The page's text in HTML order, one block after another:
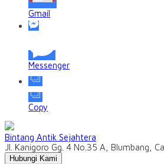
Gmail
Messenger
Copy
Bintang Antik Sejahtera
Jl. Kanigoro Gg. 4 No.35 A, Blumbang,
Hubungi Kami